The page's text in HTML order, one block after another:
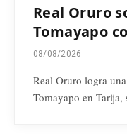
Real Oruro
Tomayapo
08/08/2026
Real Oruro logra
Tomayapo en